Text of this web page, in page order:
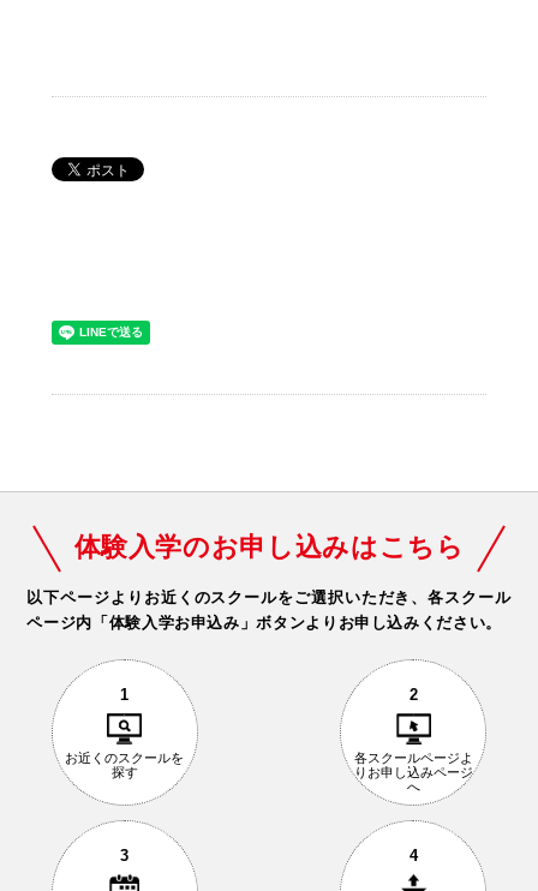
体験入学のお申し込みはこちら
以下ページよりお近くのスクールをご選択いただき、各スクール
ページ内「体験入学お申込み」ボタンよりお申し込みください。
1
お近くのスクールを
探す
2
各スクールページ よ
りお申し込みページ
へ
3 4